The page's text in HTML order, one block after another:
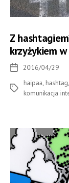
Z
krzyżykiem
Data 2016/04/29
Tagi
haipaa, hashtag,
komunikacja